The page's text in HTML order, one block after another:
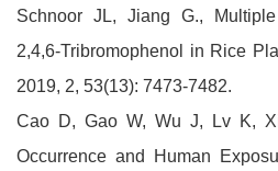
Schnoor JL, Jiang G.,
2,4,6-Tribromophenol in Rice
2019, 2, 53(13): 7473-7482.
Cao D, Gao W, Wu J, Lv K,
Occurrence and Human